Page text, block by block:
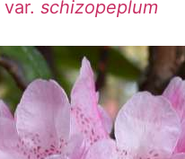
var. schizopeplum